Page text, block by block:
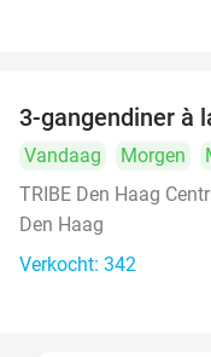
3-gangendiner à
Vandaag Morgen
TRIBE Den Haag
Den Haag
Verkocht: 342